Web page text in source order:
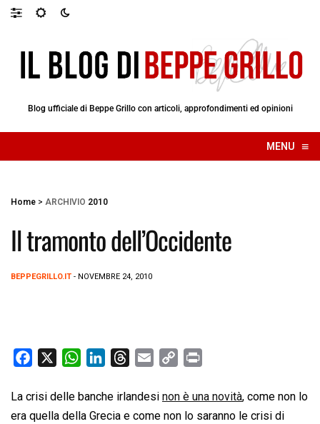
Blog ufficiale di Beppe Grillo con articoli, approfondimenti ed opinioni
MENU ≡
☰
Home > ARCHIVIO 2010
Il tramonto dell’Occidente
BEPPEGRILLO.IT - NOVEMBRE 24, 2010
c
e
W
a
t
n
k
r
e
a
i
p
y
i
n
La crisi delle banche irlandesi non è una novità, come non lo
era quella della Grecia e come non lo saranno le crisi di